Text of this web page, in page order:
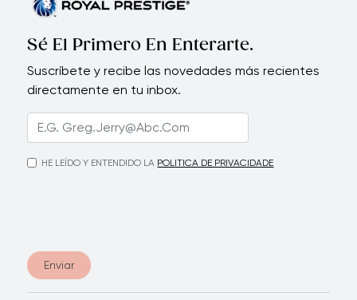
Sé El Primero En Enterarte.
Suscríbete y recibe las novedades más recientes
directamente en tu inbox.
HE LEÍDO Y ENTENDIDO LA POLITICA DE PRIVACIDADE
Enviar